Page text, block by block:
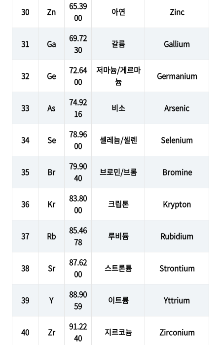
30 Zn
65.39
00
아연 Zinc
31 Ga
69.72
30
갈륨 Gallium
32 Ge
72.64
00
저마늄/게르마
늄
Germanium
33 As
74.92
16
비소 Arsenic
34 Se
78.96
00
셀레늄/셀렌 Selenium
35 Br
79.90
40
브로민/브롬 Bromine
36 Kr
83.80
00
크립톤 Krypton
37 Rb
85.46
78
루비듐 Rubidium
38 Sr
87.62
00
스트론튬 Strontium
39 Y
88.90
59
이트륨 Yttrium
40 Zr
91.22
40
지르코늄 Zirconium